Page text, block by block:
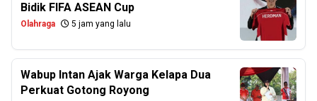
Bidik FIFA ASEAN Cup
Olahraga 5 jam yang lalu
Wabup Intan Ajak Warga Kelapa Dua
Perkuat Gotong Royong